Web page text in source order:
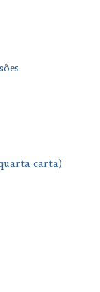
carta)